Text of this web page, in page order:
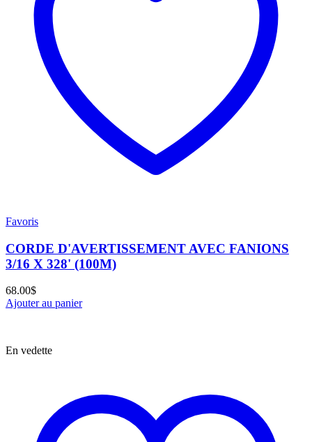
Favoris
CORDE D'AVERTISSEMENT AVEC FANIONS
3/16 X 328' (100M)
68.00$
Ajouter au panier
En vedette